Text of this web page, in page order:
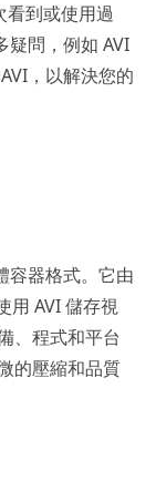
到或使用過
疑問，例如 AVI
，以解決您的
容器格式。它由
用 AVI 儲存視
、程式和平台
的壓縮和品質